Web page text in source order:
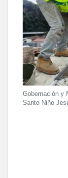
Gobernación y
Santo Niño